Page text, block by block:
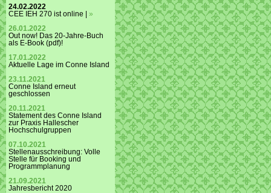
24.02.2022
CEE IEH 270 ist online | »
26.01.2022
Out now! Das 20-Jahre-Buch
als E-Book (pdf)!
17.01.2022
Aktuelle Lage im Conne Island
23.11.2021
Conne Island erneut
geschlossen
20.11.2021
Statement des Conne Island
zur Praxis Hallescher
Hochschulgruppen
07.10.2021
Stellenausschreibung: Volle
Stelle für Booking und
Programmplanung
21.09.2021
Jahresbericht 2020